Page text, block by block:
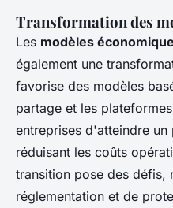
Transformation des
Les modèles
également une
favorise des modèles
partage et les
entreprises d'atteindre
réduisant les coûts
transition pose des défis,
réglementation et de